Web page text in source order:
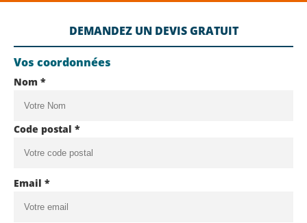
DEMANDEZ UN DEVIS GRATUIT
Vos coordonnées
Nom *
Code postal *
Email *